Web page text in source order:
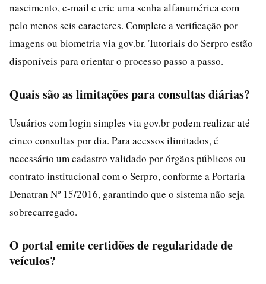
nascimento, e-mail e crie uma senha alfanumérica com
pelo menos seis caracteres. Complete a verificação por
imagens ou biometria via gov.br. Tutoriais do Serpro estão
disponíveis para orientar o processo passo a passo.
Quais são as limitações para consultas diárias?
Usuários com login simples via gov.br podem realizar até
cinco consultas por dia. Para acessos ilimitados, é
necessário um cadastro validado por órgãos públicos ou
contrato institucional com o Serpro, conforme a Portaria
Denatran Nº 15/2016, garantindo que o sistema não seja
sobrecarregado.
O portal emite certidões de regularidade de
veículos?